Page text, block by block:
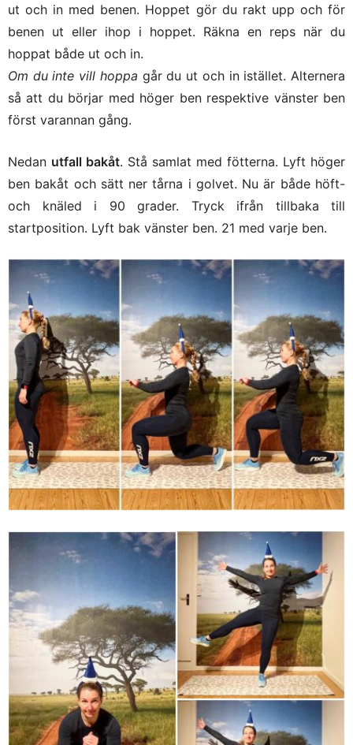
ut och in med benen. Hoppet gör du rakt upp och för
benen ut eller ihop i hoppet. Räkna en reps när du
hoppat både ut och in.
Om du inte vill hoppa går du ut och in istället. Alternera
så att du börjar med höger ben respektive vänster ben
först varannan gång.
Nedan utfall bakåt. Stå samlat med fötterna. Lyft höger
ben bakåt och sätt ner tårna i golvet. Nu är både höft-
och knäled i 90 grader. Tryck ifrån tillbaka till
startposition. Lyft bak vänster ben. 21 med varje ben.